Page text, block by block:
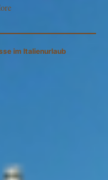
im Italienurlaub